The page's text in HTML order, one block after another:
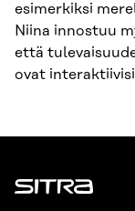
esimerkiksi
Niina innostuu
että
ovat
Sitra